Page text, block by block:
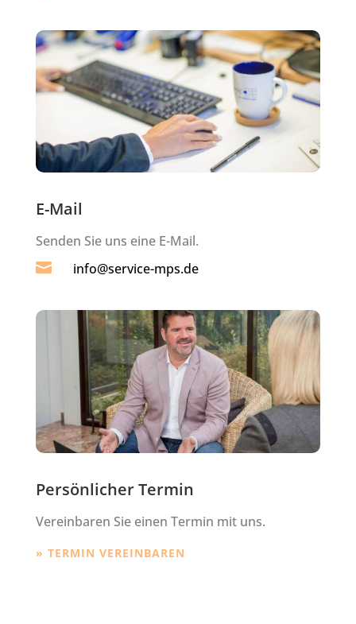
E-Mail
Senden Sie uns eine E-Mail.
 info@service-mps.de
Persönlicher Termin
Vereinbaren Sie einen Termin mit uns.
» TERMIN VEREINBAREN